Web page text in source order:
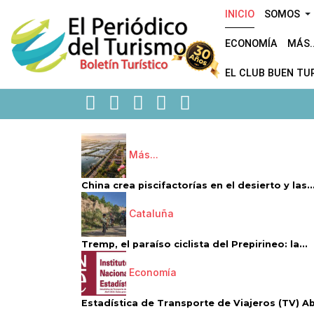
INICIO SOMOS
ECONOMÍA
EL CLUB BUEN
Más...
China crea piscifactorías en el desierto y las...
Cataluña
Tremp, el paraíso ciclista del Prepirineo: la...
Economía
Estadística de Transporte de Viajeros (TV)